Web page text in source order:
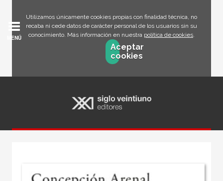
Utilizamos únicamente cookies propias con finalidad técnica, no
recaba ni cede datos de carácter personal de los usuarios sin su
conocimiento. Más información en nuestra política de cookies.
Aceptar
cookies
MENÚ